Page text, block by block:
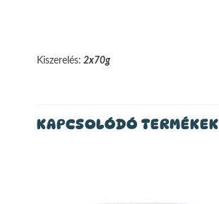
Kiszerelés: 2x70g
KAPCSOLÓDÓ TERMÉKEK